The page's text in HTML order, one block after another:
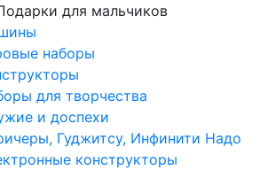
для мальчиков
наборы
для творчества
и доспехи
Гуджитсу, Инфинити Надо
конструкторы